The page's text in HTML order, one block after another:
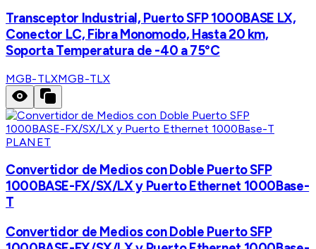
Transceptor Industrial, Puerto SFP 1000BASE LX,
Conector LC, Fibra Monomodo, Hasta 20 km,
Soporta Temperatura de -40 a 75°C
MGB-TLXMGB-TLX
PLANET
Convertidor de Medios con Doble Puerto SFP
1000BASE-FX/SX/LX y Puerto Ethernet 1000Base-
T
Convertidor de Medios con Doble Puerto SFP